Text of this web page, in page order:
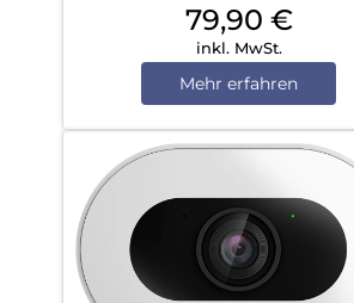
79,90 €
inkl. MwSt.
Mehr erfahren